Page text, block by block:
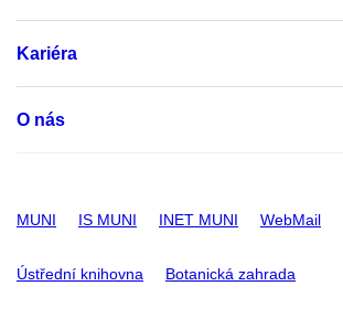
Kariéra
O nás
MUNI IS MUNI INET MUNI WebMail
Ústřední knihovna Botanická zahrada